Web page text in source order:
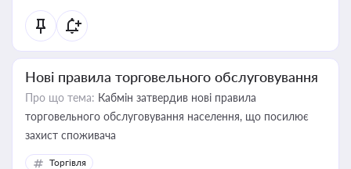
Нові правила торговельного обслуговування
Про що тема: Кабмін затвердив нові правила
торговельного обслуговування населення, що посилює
захист споживача
Торгівля